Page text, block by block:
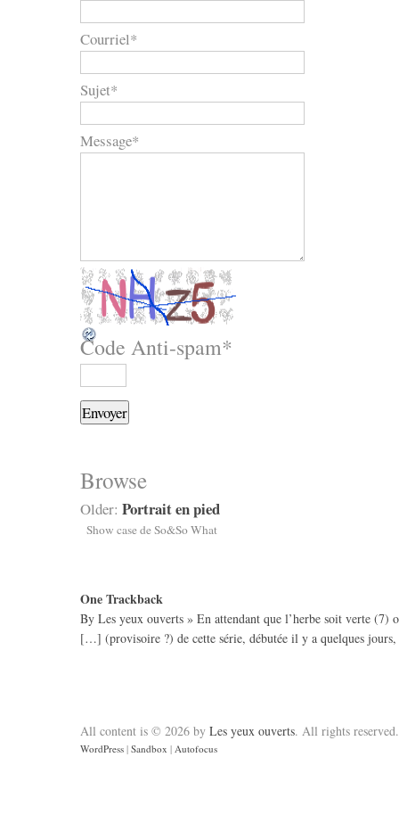
Courriel*
Sujet*
Message*
Code Anti-spam*
Browse
Older: Portrait en pied
Show case de So&So What
OneTrackback
By Les yeux ouverts » En attendant que l’herbe soit verte (7)
[…] (provisoire ?) de cette série, débutée il y a quelques
All content is © 2026 by Les yeux ouverts. All rights reserved.
WordPress | Sandbox | Autofocus